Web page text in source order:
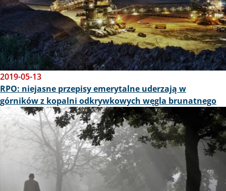
2019-05-13
RPO: niejasne przepisy emerytalne uderzają w
górników z kopalni odkrywkowych węgla brunatnego
Obraz